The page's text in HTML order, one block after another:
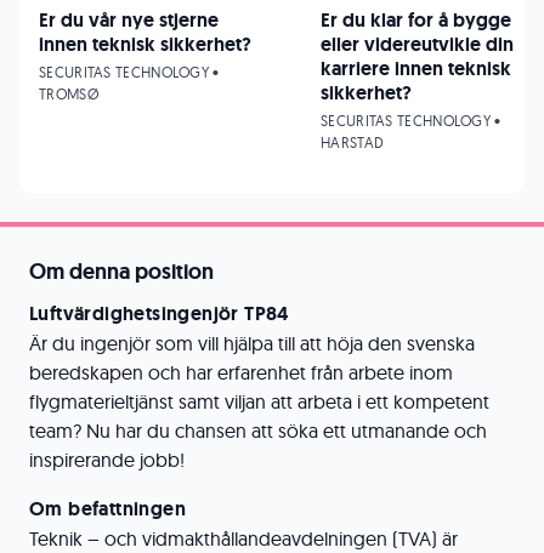
Om denna position
Luftvärdighetsingenjör TP84
Är du ingenjör som vill hjälpa till att höja den svenska
beredskapen och har erfarenhet från arbete inom
flygmaterieltjänst samt viljan att arbeta i ett kompetent
team? Nu har du chansen att söka ett utmanande och
inspirerande jobb!
Om befattningen
Teknik – och vidmakthållandeavdelningen (TVA) är
Er du vår nye stjerne
innen teknisk sikkerhet?
SECURITAS TECHNOLOGY •
TROMSØ
Er du klar for å bygge
eller videreutvikle din
karriere innen teknisk
sikkerhet?
SECURITAS TECHNOLOGY •
HARSTAD